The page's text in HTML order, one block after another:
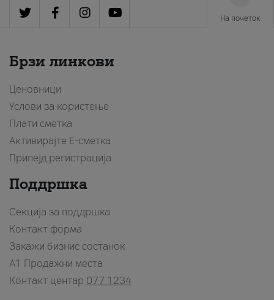
На почеток
Брзи линкови
Ценовници
Услови за користење
Плати сметка
Активирајте Е-сметка
Припејд регистрација
Поддршка
Секција за поддршка
Контакт форма
Закажи бизнис состанок
A1 Продажни места
Контакт центар 077 1234